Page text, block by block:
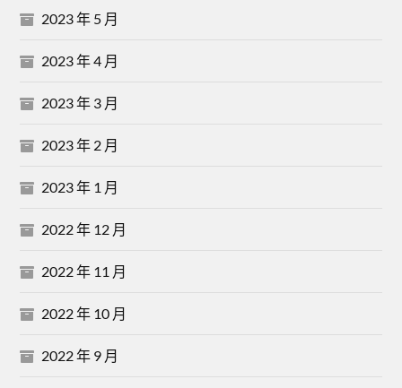
2023 年 5 月
2023 年 4 月
2023 年 3 月
2023 年 2 月
2023 年 1 月
2022 年 12 月
2022 年 11 月
2022 年 10 月
2022 年 9 月